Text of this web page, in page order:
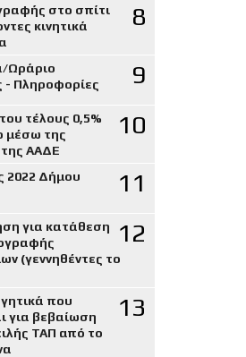
στο σπίτι
κινητικά
8
Ωράριο
- Πληροφορίες
9
τέλους 0,5%
μέσω της
ΑΑΔΕ
10
2022 Δήμου
11
για κατάθεση
(γεννηθέντες το
12
που
για βεβαίωση
ΤΑΠ από το
13